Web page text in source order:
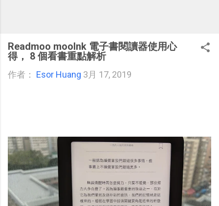
Readmoo mooInk 電子書閱讀器使用心
得， 8 個看書重點解析
作者： Esor Huang 3月 17, 2019